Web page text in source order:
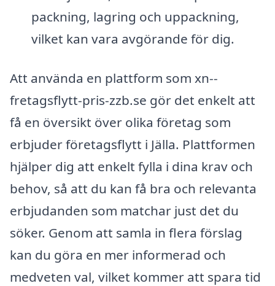
packning, lagring och uppackning,
vilket kan vara avgörande för dig.
Att använda en plattform som xn--
fretagsflytt-pris-zzb.se gör det enkelt att
få en översikt över olika företag som
erbjuder företagsflytt i Jälla. Plattformen
hjälper dig att enkelt fylla i dina krav och
behov, så att du kan få bra och relevanta
erbjudanden som matchar just det du
söker. Genom att samla in flera förslag
kan du göra en mer informerad och
medveten val, vilket kommer att spara tid